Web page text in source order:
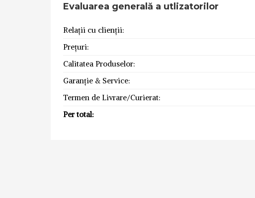
Evaluarea generală a utlizatorilor
Relații cu clienții:
Prețuri:
Calitatea Produselor:
Garanție & Service:
Termen de Livrare/Curierat:
Per total: